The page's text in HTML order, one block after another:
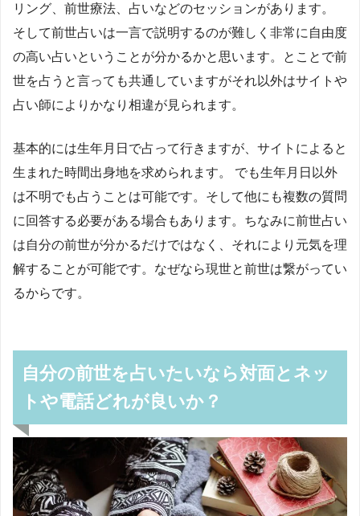
リング、前世療法、占いなどのセッションがあります。
そして前世占いは一言で説明するのが難しく非常に自由度
の高い占いということが分かるかと思います。とことで前
世を占うと言っても共通していますがそれ以外はサイトや
占い師によりかなり相違が見られます。
基本的には生年月日で占って行きますが、サイトによると
生まれた時間出身地を求められます。 でも生年月日以外
は不明でも占うことは可能です。そして他にも複数の質問
に回答する必要がある場合もあります。ちなみに前世占い
は自分の前世が分かるだけではなく、それにより元気を理
解することが可能です。なぜなら現世と前世は繋がってい
るからです。
自分の前世を占いたいなら対面とネッ
トや電話どれが良いか？